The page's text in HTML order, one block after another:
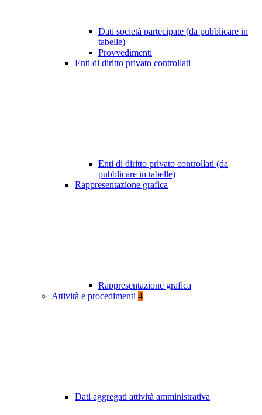
Dati società partecipate (da pubblicare in
tabelle)
Provvedimenti
Enti di diritto privato controllati
Enti di diritto privato controllati (da
pubblicare in tabelle)
Rappresentazione grafica
Rappresentazione grafica
Attività e procedimenti 4
Dati aggregati attività amministrativa